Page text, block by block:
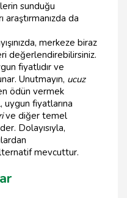
sunduğu
araştırmanızda da
merkeze biraz
değerlendirebilirsiniz.
fiyatlıdır ve
Unutmayın, ucuz
ödün vermek
uygun fiyatlarına
ve diğer temel
Dolayısıyla,
mevcuttur.